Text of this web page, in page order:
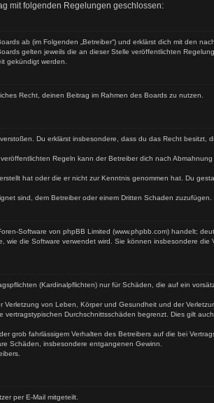
mit folgenden Regelungen geschlossen:
ab (im Folgenden „Betreiber“) und erklärst dich mit den
gelten jeweils die an dieser Stelle veröffentlichten
gekündigt werden.
Recht, deinen Beitrag im Rahmen des Boards zu nutzen.
Du erklärst insbesondere, dass du das Recht besitzt,
Regeln kann der Betreiber dich nach
hat oder die er nicht zur Kenntnis genommen hat. Du
sind, dem Betreiber oder einem Dritten Schaden zuzufügen.
Software von phpBB Limited (www.phpbb.com) handelt;
die Software verwendet wird. Sie können insbesondere die
(Kardinalpflichten) nur für Schäden, die auf ein
von Leben, Körper und Gesundheit und der
Durchschnittsschäden begrenzt. Dies gilt
grob fahrlässigem Verhalten des Betreibers auf die bei
Schäden, insbesondere entgangenen Gewinn.
per E-Mail mitgeteilt.